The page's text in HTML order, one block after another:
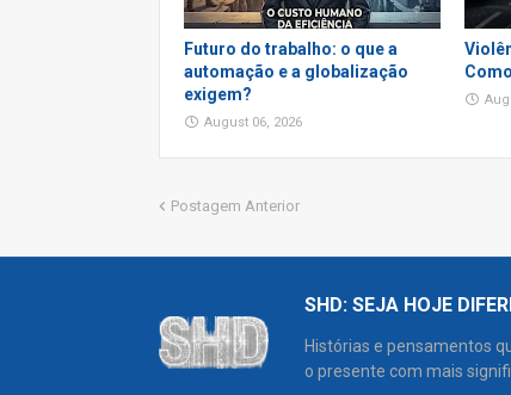
Futuro do trabalho: o que a
automação e a globalização
exigem?
August 06, 2026
Postagem Anterior
SHD: SEJA HOJE
Histórias e pensamentos
o presente com mais